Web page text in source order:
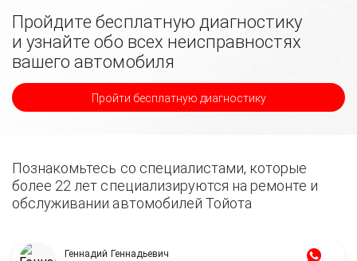
Пройдите бесплатную диагностику
и узнайте обо всех неисправностях
вашего автомобиля
Пройти бесплатную диагностику
Познакомьтесь со специалистами, которые
более 22 лет специализируются на ремонте и
обслуживании автомобилей Тойота
Геннадий Геннадьевич